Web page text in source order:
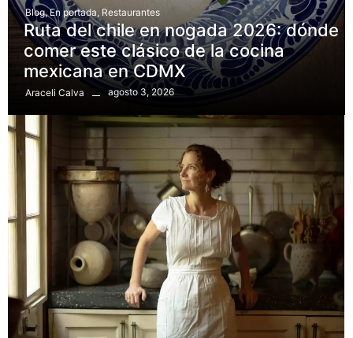
Blog, En portada Restaurantes
Ruta del chile en nogada 2026: dónde
comer este clásico de la cocina
mexicana en CDMX
Araceli Calva agosto 3, 2026